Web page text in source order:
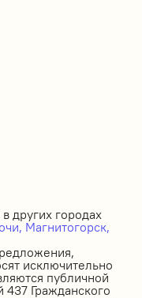
других городах
Магнитогорск,
исключительно
публичной
437 Гражданского